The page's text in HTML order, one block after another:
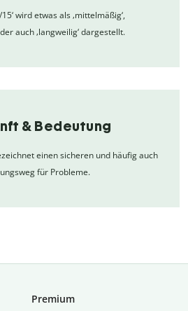
wird etwas als ‚mittelmäßig‘,
auch ‚langweilig‘ dargestellt.
& Bedeutung
einen sicheren und häufig auch
für Probleme.
Premium